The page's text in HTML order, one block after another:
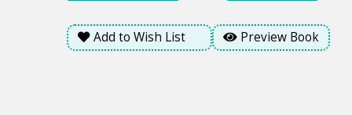
Add to Wish List Preview Book